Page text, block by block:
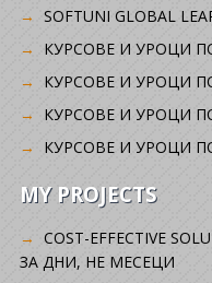
SOFTUNI GLOBAL
КУРСОВЕ И УРОЦИ
КУРСОВЕ И УРОЦИ
КУРСОВЕ И УРОЦИ
КУРСОВЕ И УРОЦИ
MY PROJECTS
COST-EFFECTIVE
ЗА ДНИ, НЕ МЕСЕЦИ